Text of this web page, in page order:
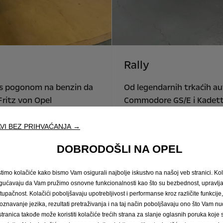
pogonom na benzin da
von Opel
vozilom RAK 2. Kasnije
sklopovi. Tako
modelom vozila GT.
svojih vozila.
Rally
Od legendarnih trkaćih
Commodore GS/E i
BEZ PRIHVAĆANJA →
DOBRODOŠLI NA OPEL
kolačiće kako bismo Vam osigurali najbolje iskustvo na našoj veb stranici.
da Vam pružimo osnovne funkcionalnosti kao što su bezbednost,
Kolačići poboljšavaju upotrebljivost i performanse kroz različite
jezika, rezultati pretraživanja i na taj način poboljšavaju ono što Vam
takođe može koristiti kolačiće trećih strana za slanje oglasnih poruka koje